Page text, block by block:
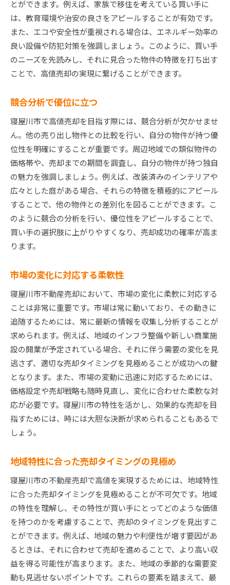
とができます。例えば、家族で移住を考えている買い手に
は、教育環境や治安の良さをアピールすることが有効です。
また、エコや安全性が重視される場合は、エネルギー効率の
良い設備や防犯対策を強調しましょう。このように、買い手
のニーズを先読みし、それに見合った物件の特徴を打ち出す
ことで、高値売却の実現に繋げることができます。
競合分析で優位に立つ
寝屋川市で高値売却を目指す際には、競合分析が欠かせませ
ん。他の売り出し物件との比較を行い、自分の物件が持つ優
位性を明確にすることが重要です。周辺地域での類似物件の
価格帯や、売却までの期間を調査し、自分の物件が持つ独自
の魅力を強調しましょう。例えば、改装済みのインテリアや
広々とした庭がある場合、それらの特徴を積極的にアピール
することで、他の物件との差別化を図ることができます。こ
のように競合の分析を行い、優位性をアピールすることで、
買い手の選択肢に上がりやすくなり、売却成功の確率が高ま
ります。
市場の変化に対応する柔軟性
寝屋川市不動産売却において、市場の変化に柔軟に対応する
ことは非常に重要です。市場は常に動いており、その動きに
追随するためには、常に最新の情報を収集し分析することが
求められます。例えば、地域のインフラ整備や新しい商業施
設の開業が予定されている場合、それに伴う需要の変化を見
逃さず、適切な売却タイミングを見極めることが成功への鍵
となります。また、市場の変動に迅速に対応するためには、
価格設定や売却戦略も随時見直し、変化に合わせた柔軟な対
応が必要です。寝屋川市の特性を活かし、効果的な売却を目
指すためには、時には大胆な決断が求められることもあるで
しょう。
地域特性に合った売却タイミングの見極め
寝屋川市の不動産売却で高値を実現するためには、地域特性
に合った売却タイミングを見極めることが不可欠です。地域
の特性を理解し、その特性が買い手にとってどのような価値
を持つのかを考慮することで、売却のタイミングを見出すこ
とができます。例えば、地域の魅力や利便性が増す要因があ
るときは、それに合わせて売却を進めることで、より高い収
益を得る可能性が高まります。また、地域の季節的な需要変
動も見逃せないポイントです。これらの要素を踏まえて、最